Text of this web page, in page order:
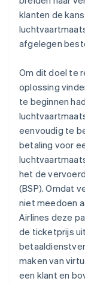
klanten de
afgelegen
Om dit doel te
oplossing
te beginnen
eenvoudig te
betaling voor
het de
(BSP). Omdat
niet meedoen
Airlines deze
de ticketprijs
maken van
een klant en